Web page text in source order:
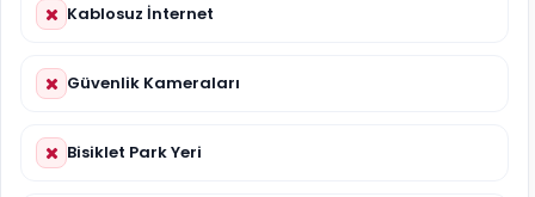
Kablosuz İnternet
Güvenlik Kameraları
Bisiklet Park Yeri